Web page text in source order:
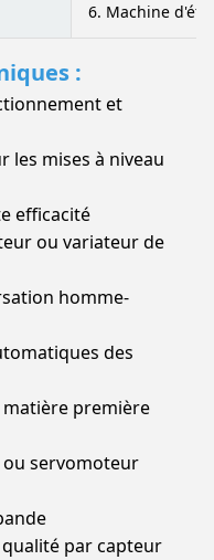
6. Machine
:
et
les mises à niveau
efficacité
ou variateur de
homme-
des
première
servomoteur
par capteur